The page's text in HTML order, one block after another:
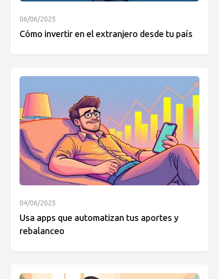
06/06/2025
Cómo invertir en el extranjero desde tu país
04/06/2025
Usa apps que automatizan tus aportes y
rebalanceo